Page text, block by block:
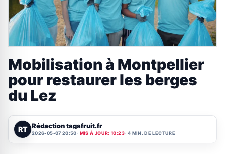
Mobilisation à Montpellier
pour restaurer les berges
du Lez
RT Rédaction tagafruit.fr
2026-05-07 20:50 MIS À JOUR: 10:23 4 MIN. DE LECTURE